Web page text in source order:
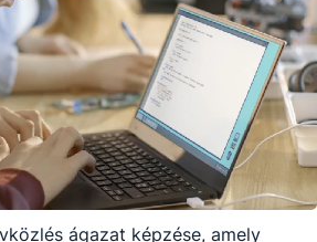
ágazat képzése, amely